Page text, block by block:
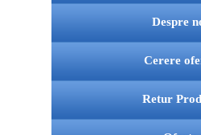
Despre
Cerere
Retur